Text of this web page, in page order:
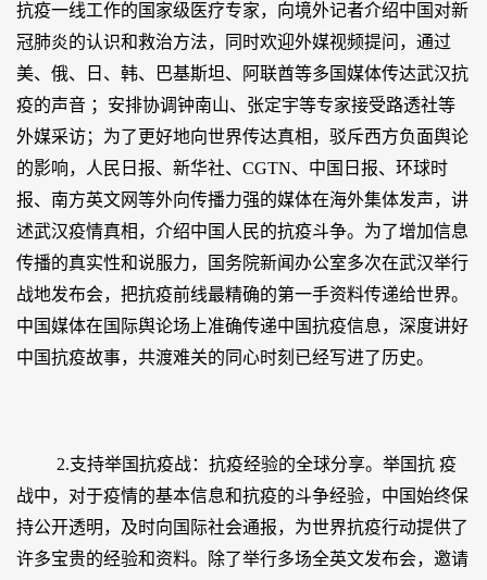
抗疫一线工作的国家级医疗专家，向境外记者介绍中国对新
冠肺炎的认识和救治方法，同时欢迎外媒视频提问，通过
美、俄、日、韩、巴基斯坦、阿联酋等多国媒体传达武汉抗
疫的声音 ；安排协调钟南山、张定宇等专家接受路透社等
外媒采访；为了更好地向世界传达真相，驳斥西方负面舆论
的影响，人民日报、新华社、CGTN、中国日报、环球时
报、南方英文网等外向传播力强的媒体在海外集体发声，讲
述武汉疫情真相，介绍中国人民的抗疫斗争。为了增加信息
传播的真实性和说服力，国务院新闻办公室多次在武汉举行
战地发布会，把抗疫前线最精确的第一手资料传递给世界。
中国媒体在国际舆论场上准确传递中国抗疫信息，深度讲好
中国抗疫故事，共渡难关的同心时刻已经写进了历史。
2.支持举国抗疫战：抗疫经验的全球分享。举国抗 疫
战中，对于疫情的基本信息和抗疫的斗争经验，中国始终保
持公开透明，及时向国际社会通报，为世界抗疫行动提供了
许多宝贵的经验和资料。除了举行多场全英文发布会，邀请